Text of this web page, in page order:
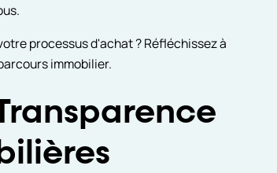
processus d'achat ? Réfléchissez à
immobilier.